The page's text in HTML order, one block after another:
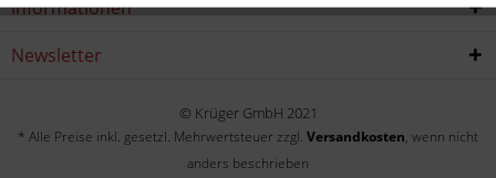
Informationen
Newsletter
© Krüger GmbH 2021
* Alle Preise inkl. gesetzl. Mehrwertsteuer zzgl. Versandkosten, wenn nicht
anders beschrieben